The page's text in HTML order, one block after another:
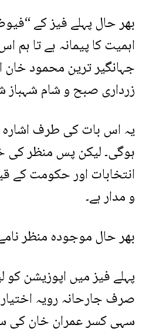
بھر حال پہلے فیز کے
اہمیت کا پیمانہ ہے تا
جہانگیر ترین محمود خان
زرداری صبح و شام شہباز
یہ اس بات کی طرف اشارہ
ہوگی۔ لیکن پس منظر کی
انتخابات اور حکومت کے
و مدار ہے۔
بھر حال موجودہ منظر
پہلے فیز میں اپوزیشن کو
صرف جارحانہ رویہ اختیار
سہی کسر عمران خان کی